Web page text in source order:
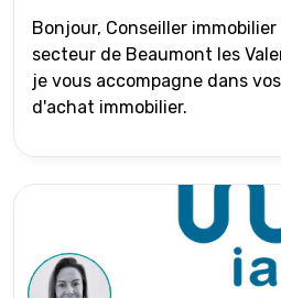
Bonjour, Conseiller immobilier du réseau IAD sur le
secteur de Beaumont les
je vous accompagne dans
d'achat immobilier.